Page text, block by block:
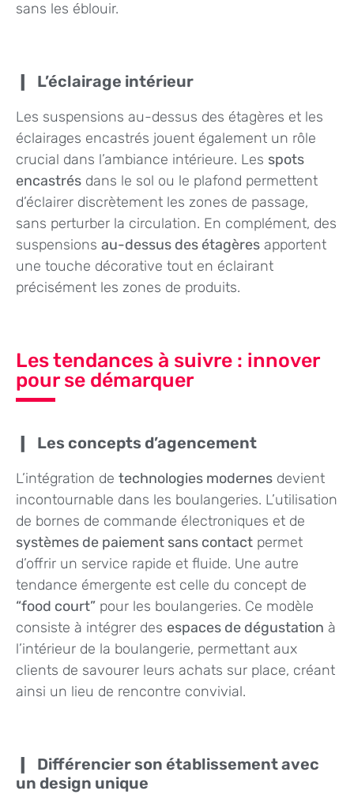
sans les éblouir.
L’éclairage intérieur
Les suspensions au-dessus des étagères et les
éclairages encastrés jouent également un rôle
crucial dans l’ambiance intérieure. Les spots
encastrés dans le sol ou le plafond permettent
d’éclairer discrètement les zones de passage,
sans perturber la circulation. En complément, des
suspensions au-dessus des étagères apportent
une touche décorative tout en éclairant
précisément les zones de produits.
Les tendances à suivre : innover
pour se démarquer
Les concepts d’agencement
L’intégration de technologies modernes devient
incontournable dans les boulangeries. L’utilisation
de bornes de commande électroniques et de
systèmes de paiement sans contact permet
d’offrir un service rapide et fluide. Une autre
tendance émergente est celle du concept de
“food court” pour les boulangeries. Ce modèle
consiste à intégrer des espaces de dégustation à
l’intérieur de la boulangerie, permettant aux
clients de savourer leurs achats sur place, créant
ainsi un lieu de rencontre convivial.
Différencier son établissement avec
un design unique